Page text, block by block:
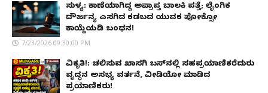
ಸುಳ್ಯ: ಕಾಣೆಯಾಗಿದ್ದ ಅಪ್ರಾಪ್ತ ಬಾಲಕಿ ಪತ್ತೆ; ಲೈಂಗಿಕ
ದೌರ್ಜನ್ಯ ಎಸಗಿದ ಕಡಬದ ಯುವಕ ಪೋಕ್ಸೋ
ಕಾಯ್ದೆಯಡಿ ಬಂಧನ!
7/23/2026 09:30:00 PM
ವಿಕೃತಿ!: ಚಲಿಸುವ ಖಾಸಗಿ ಬಸ್‌ನಲ್ಲಿ ಸಹಪ್ರಯಾಣಿಕರೆದುರು
ವೃದ್ಧನ ಅಸಭ್ಯ ವರ್ತನೆ, ವೀಡಿಯೋ ಮಾಡಿದ
ಪ್ರಯಾಣಿಕರು!